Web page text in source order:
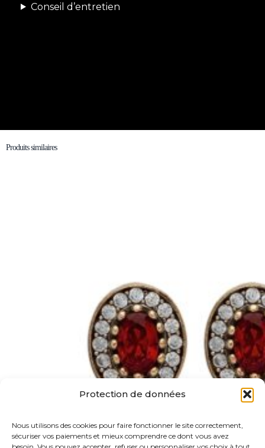
Protection de données
Nous utilisons des cookies pour faire fonctionner le site correctement,
sécuriser vos paiements et mieux comprendre ce dont vous avez
Conseil d’entretien
Produits similaires